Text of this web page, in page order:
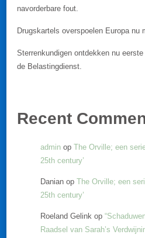
navorderbare fout.
Drugskartels overspoelen Europa nu
Sterrenkundigen ontdekken nu
de Belastingdienst.
Recent
admin op The Orville; een
25th century’
Danian op The Orville; een
25th century’
Roeland Gelink op
Raadsel van Sarah’s